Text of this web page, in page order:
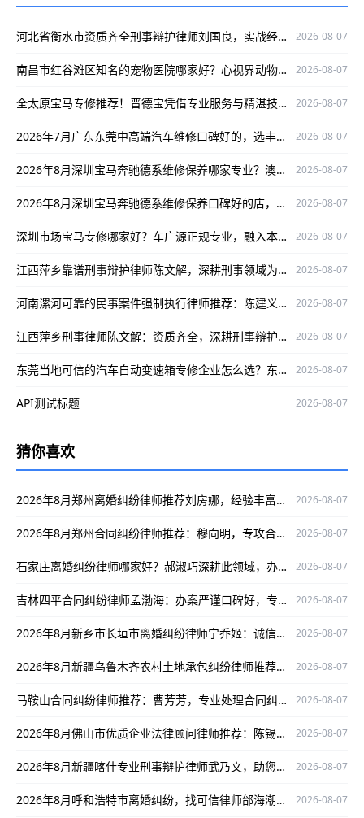
河北省衡水市资质齐全刑事辩护律师刘国良，实战经验丰富口碑好 2026-08-07
南昌市红谷滩区知名的宠物医院哪家好？心视界动物医院是优选 2026-08-07
全太原宝马专修推荐！晋德宝凭借专业服务与精湛技术，为您的爱车保驾护航 2026-08-07
2026年7月广东东莞中高端汽车维修口碑好的，选丰汇汽车！ 2026-08-07
2026年8月深圳宝马奔驰德系维修保养哪家专业？澳星行值得推荐 2026-08-07
2026年8月深圳宝马奔驰德系维修保养口碑好的店，澳星行值得关注 2026-08-07
深圳市场宝马专修哪家好？车广源正规专业，融入本地口碑佳 2026-08-07
江西萍乡靠谱刑事辩护律师陈文解，深耕刑事领域为当事人维权护航 2026-08-07
河南漯河可靠的民事案件强制执行律师推荐：陈建义，深耕该领域，办案严谨口碑好 2026-08-07
江西萍乡刑事律师陈文解：资质齐全，深耕刑事辩护领域为当事人权益护航 2026-08-07
东莞当地可信的汽车自动变速箱专修企业怎么选？东莞美亚自动变速箱专修值得考虑 2026-08-07
API测试标题 2026-08-07
猜你喜欢
2026年8月郑州离婚纠纷律师推荐刘房娜，经验丰富为当事人权益护航 2026-08-07
2026年8月郑州合同纠纷律师推荐：穆向明，专攻合同纠纷口碑出众为当事人保驾护航 2026-08-07
石家庄离婚纠纷律师哪家好？郝淑巧深耕此领域，办案严谨、口碑出众 2026-08-07
吉林四平合同纠纷律师孟渤海：办案严谨口碑好，专攻合同纠纷屡创成功案例 2026-08-07
2026年8月新乡市长垣市离婚纠纷律师宁乔姬：诚信担当，为离婚纠纷案件保驾护航 2026-08-07
2026年8月新疆乌鲁木齐农村土地承包纠纷律师推荐：孙洪国口碑出众经验足 2026-08-07
马鞍山合同纠纷律师推荐：曹芳芳，专业处理合同纠纷，口碑与实力兼具！ 2026-08-07
2026年8月佛山市优质企业法律顾问律师推荐：陈锡涛 ，专业靠谱口碑好 2026-08-07
2026年8月新疆喀什专业刑事辩护律师武乃文，助您选靠谱刑事辩护律师 2026-08-07
2026年8月呼和浩特市离婚纠纷，找可信律师邰海潮为您排忧解难 2026-08-07